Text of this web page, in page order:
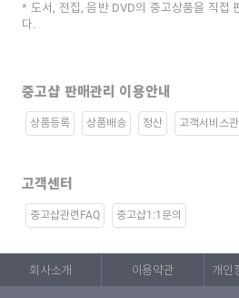
도서, 전집, 음반 DVD의 중고상품을 직접
다.
중고샵 판매관리 이용안내
상품등록 상품배송 정산 고객서비스
고객센터
중고샵관련FAQ 중고샵1:1문의
회사소개 이용약관 개인